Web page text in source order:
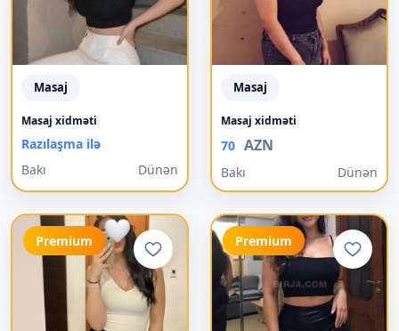
Masaj
Masaj xidməti
Razılaşma ilə
Bakı
Dünən
Masaj
Masaj xidməti
70 AZN
Bakı Dünən
Premium Premium